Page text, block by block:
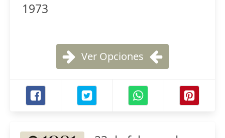
1973
Ver Opciones